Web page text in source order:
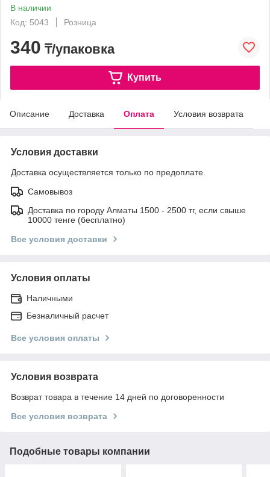
В наличии
Код: 5043
Розница
340 ₸/упаковка
Купить
Описание Доставка Оплата Условия возврата
Условия доставки
Доставка осуществляется только по предоплате.
Самовывоз
Доставка по городу Алматы 1500 - 2500 тг, если свыше
10000 тенге (бесплатно)
Все условия доставки
Условия оплаты
Наличными
Безналичный расчет
Все условия оплаты
Условия возврата
Возврат товара в течение 14 дней по договоренности
Все условия возврата
Подобные товары компании